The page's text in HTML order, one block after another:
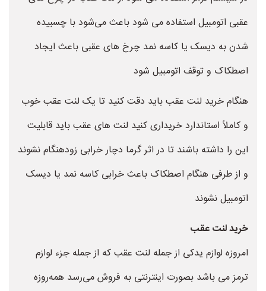
عقبی اتومبیل استفاده می شود باعث می‌شود با چسبیده
شدن به دیسک یا کاسه نمد چرخ های عقبی باعث ایجاد
اصطکاک و توقف اتومبیل شود
هنگام خرید لنت عقب باید دقت کنید تا یک لنت عقب خوب
و کاملاً استاندارد خریداری کنید لنت های عقب باید قابلیت
این را داشته باشند تا در اثر گرما دچار خرابی زودهنگام نشوند
و از طرفی هنگام اصطکاک باعث خرابی کاسه نمد یا دیسک
اتومبیل نشوند
خرید لنت عقب
امروزه لوازم یدکی از جمله لنت عقب که از جمله جزء لوازم
ترمز می باشد بصورت اینترنتی به فروش می‌رسد همه‌روزه